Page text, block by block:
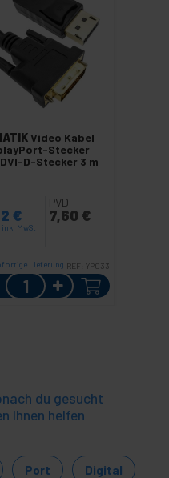
Video Kabel
Stecker
D-Stecker 3 m
€
inkl MwSt
PVD
7,60 €
Lieferung REF: YP033
Menge
du gesucht
Ihnen helfen
Port Digital